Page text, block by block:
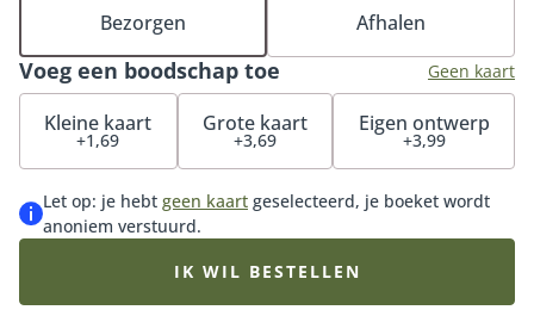
van de ontvanger. Of je dit boeket nu voor jezelf of
iemand anders besteld, met het boeket Zomerbries
haal je de zomer in huis. Tip: bestel onze bijpassende
vaas erbij. De ultieme match. Wil je de verrassing nog
specialer maken? Onze luxe bonbons en heerlijke
Voeg een boodschap toe Geen kaart
Kleine kaart
+1,69
Grote kaart
+3,69
Eigen ontwerp
+3,99
Let op: je hebt geen kaart geselecteerd, je boeket wordt
anoniem verstuurd.
Bezorgen Afhalen
IK WIL BESTELLEN